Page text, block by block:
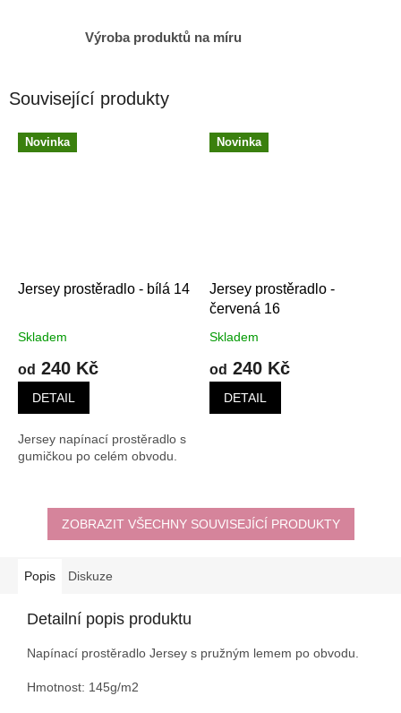
Výroba produktů na míru
Související produkty
Novinka
Jersey prostěradlo - bílá 14
Skladem
od 240 Kč
DETAIL
Jersey napínací prostěradlo s
gumičkou po celém obvodu.
Novinka
Jersey prostěradlo -
červená 16
Skladem
od 240 Kč
DETAIL
ZOBRAZIT VŠECHNY SOUVISEJÍCÍ PRODUKTY
Popis Diskuze
Detailní popis produktu
Napínací prostěradlo Jersey s pružným lemem po obvodu.
Hmotnost: 145g/m2